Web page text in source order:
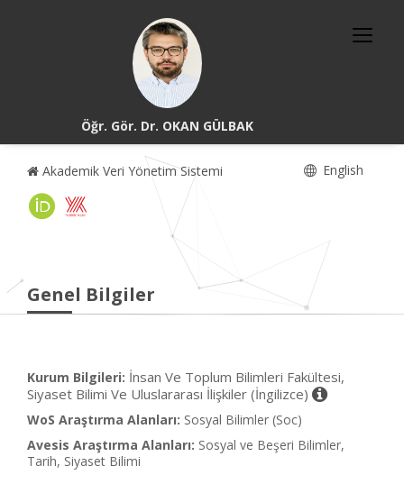
Öğr. Gör. Dr. OKAN GÜLBAK
Akademik Veri Yönetim Sistemi English
Genel Bilgiler
Kurum Bilgileri: İnsan Ve Toplum Bilimleri Fakültesi,
Siyaset Bilimi Ve Uluslararası İlişkiler (İngilizce)
WoS Araştırma Alanları: Sosyal Bilimler (Soc)
Avesis Araştırma Alanları: Sosyal ve Beşeri Bilimler,
Tarih, Siyaset Bilimi